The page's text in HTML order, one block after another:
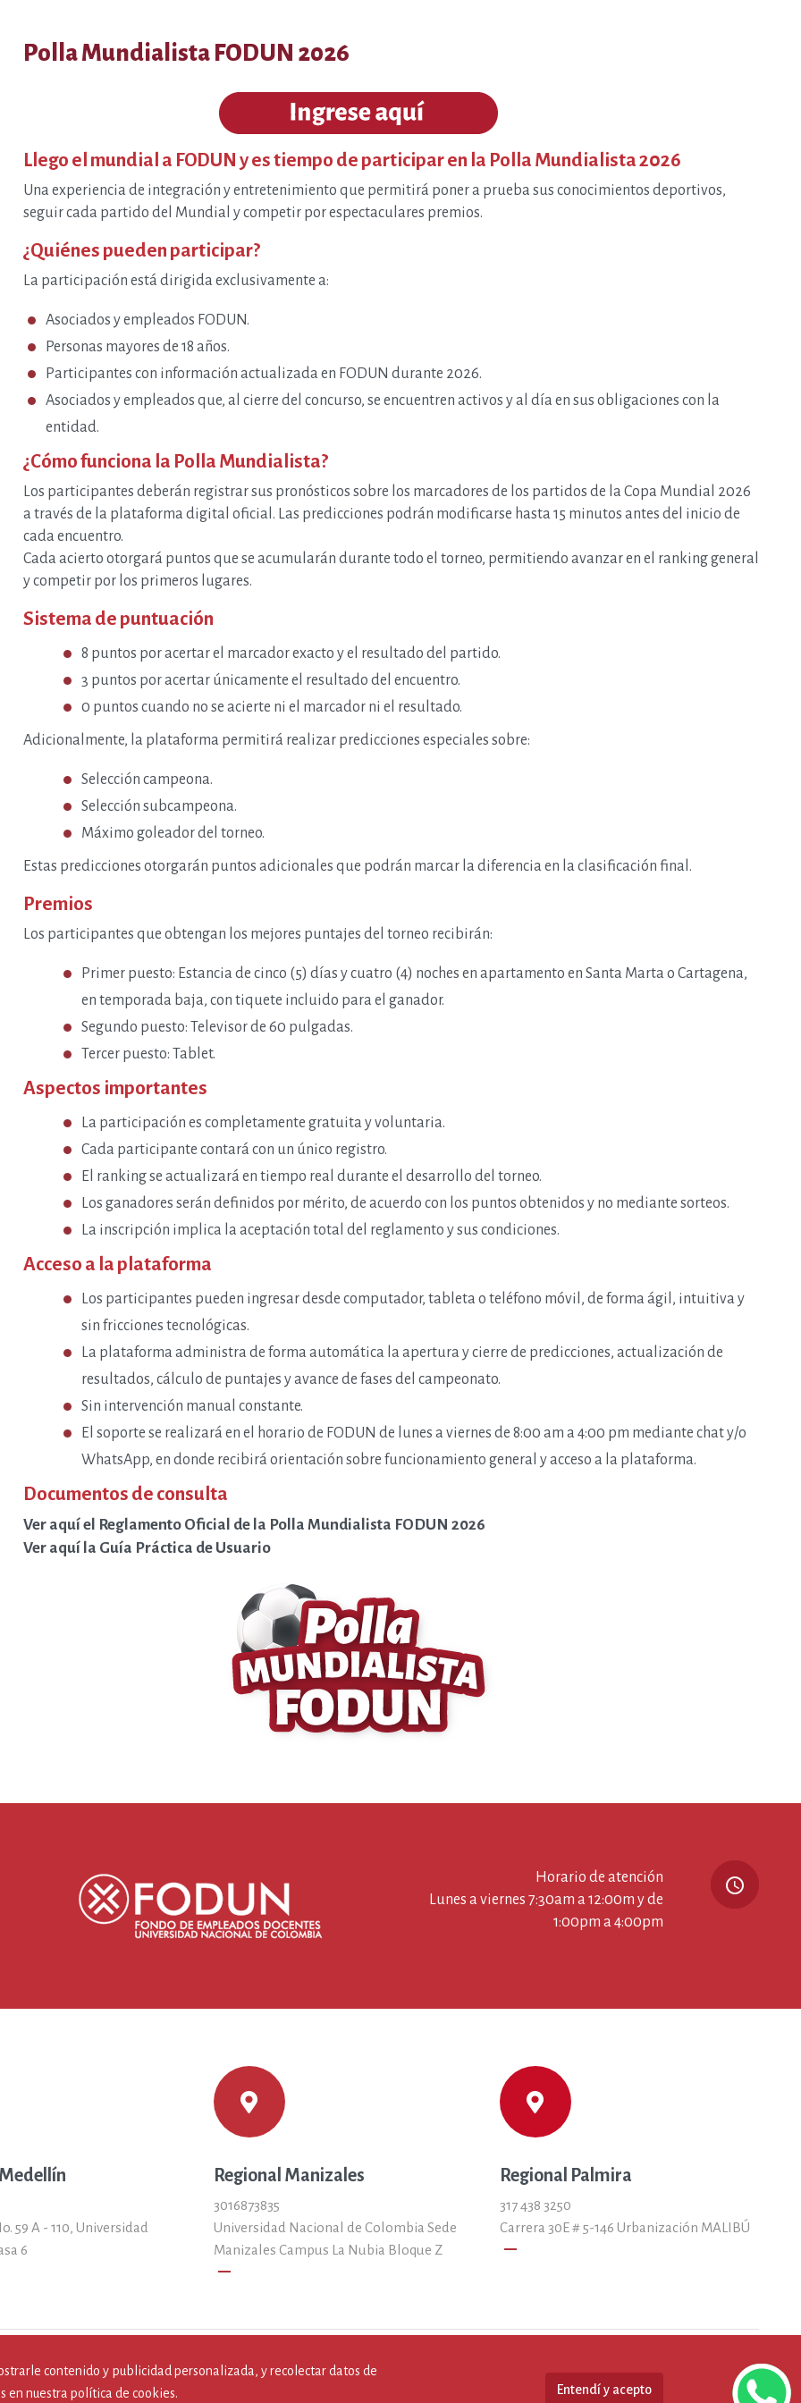
Polla Mundialista FODUN 2026
Llego el mundial a FODUN y es tiempo de participar en la Polla Mundialista 2026
Una experiencia de integración y entretenimiento que permitirá poner a prueba sus conocimientos deportivos,
seguir cada partido del Mundial y competir por espectaculares premios.
¿Quiénes pueden participar?
La participación está dirigida exclusivamente a:
Asociados y empleados FODUN.
Personas mayores de 18 años.
Participantes con información actualizada en FODUN durante 2026.
Asociados y empleados que, al cierre del concurso, se encuentren activos y al día en sus obligaciones con la
entidad.
¿Cómo funciona la Polla Mundialista?
Los participantes deberán registrar sus pronósticos sobre los marcadores de los partidos de la Copa Mundial 2026
a través de la plataforma digital oficial. Las predicciones podrán modificarse hasta 15 minutos antes del inicio de
cada encuentro.
Cada acierto otorgará puntos que se acumularán durante todo el torneo, permitiendo avanzar en el ranking general
y competir por los primeros lugares.
Sistema de puntuación
8 puntos por acertar el marcador exacto y el resultado del partido.
3 puntos por acertar únicamente el resultado del encuentro.
0 puntos cuando no se acierte ni el marcador ni el resultado.
Adicionalmente, la plataforma permitirá realizar predicciones especiales sobre:
Selección campeona.
Selección subcampeona.
Máximo goleador del torneo.
Estas predicciones otorgarán puntos adicionales que podrán marcar la diferencia en la clasificación final.
Premios
Los participantes que obtengan los mejores puntajes del torneo recibirán:
Primer puesto: Estancia de cinco (5) días y cuatro (4) noches en apartamento en Santa Marta o Cartagena,
en temporada baja, con tiquete incluido para el ganador.
Segundo puesto: Televisor de 60 pulgadas.
Tercer puesto: Tablet.
Aspectos importantes
La participación es completamente gratuita y voluntaria.
Cada participante contará con un único registro.
El ranking se actualizará en tiempo real durante el desarrollo del torneo.
Los ganadores serán definidos por mérito, de acuerdo con los puntos obtenidos y no mediante sorteos.
La inscripción implica la aceptación total del reglamento y sus condiciones.
Acceso a la plataforma
Los participantes pueden ingresar desde computador, tableta o teléfono móvil, de forma ágil, intuitiva y
sin fricciones tecnológicas.
La plataforma administra de forma automática la apertura y cierre de predicciones, actualización de
resultados, cálculo de puntajes y avance de fases del campeonato.
Sin intervención manual constante.
El soporte se realizará en el horario de FODUN de lunes a viernes de 8:00 am a 4:00 pm mediante chat y/o
WhatsApp, en donde recibirá orientación sobre funcionamiento general y acceso a la plataforma.
Documentos de consulta
Ver aquí el Reglamento Oficial de la Polla Mundialista FODUN 2026
Ver aquí la Guía Práctica de Usuario
de sedes
| 04
ago.
Disponibilidad de
Sedes para el Bienestar
Apartamentos para el bienestar
| 31|
Lamentamos el fallecimiento
profesor Manuel Fernando
Horario de atención
Lunes a viernes 7:30am a 12:00m y de
1:00pm a 4:00pm
query_builder
59 A - 110, Universidad
6
Regional Manizales
3016873835
Universidad Nacional de Colombia Sede
Manizales Campus La Nubia Bloque Z
remove
Regional Palmira
317 438 3250
Carrera 30E # 5-146 Urbanización MALIBÚ
remove
contenido y publicidad personalizada, y recolectar datos de
en nuestra política de cookies.
Entendí y acepto
Todos los derechos reservados por Fodun 2019.